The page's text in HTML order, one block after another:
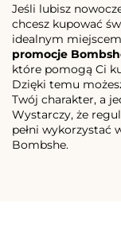
Jeśli lubisz
chcesz kupować
idealnym
promocje
które pomogą Ci
Dzięki temu
Twój charakter, a
Wystarczy, że
pełni wykorzystać
Bombshe.